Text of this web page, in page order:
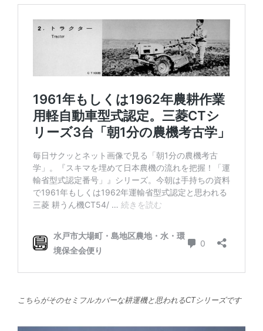
こちらがそのセミフルカバーな耕運機と思われるCTシリーズです